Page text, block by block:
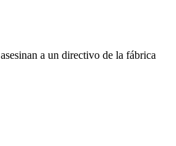
asesinan a un directivo de la fábrica